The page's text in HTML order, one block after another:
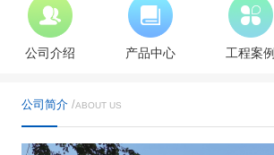
公司介绍 产品中心 工程案例
公司简介 /ABOUT US